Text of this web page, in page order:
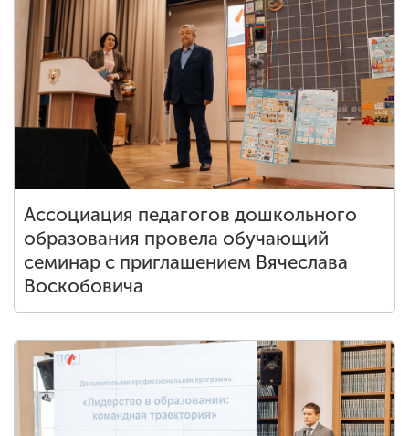
Ассоциация педагогов дошкольного
образования провела обучающий
семинар с приглашением Вячеслава
Воскобовича